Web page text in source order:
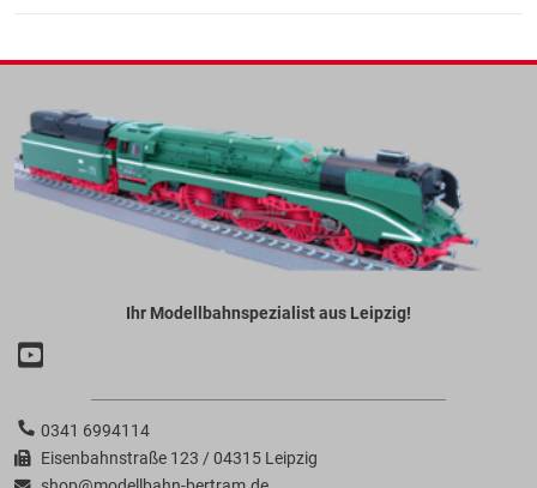
Ihr Modellbahnspezialist aus Leipzig!
0341 6994114
Eisenbahnstraße 123 / 04315 Leipzig